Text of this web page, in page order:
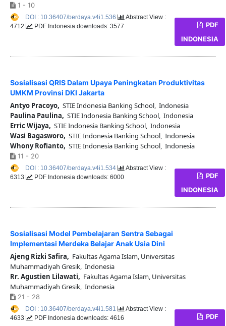
1 - 10
PDF
INDONESIA
DOI : 10.36407/berdaya.v4i1.536
Abstract View :
4712
PDF Indonesia downloads: 3577
Sosialisasi QRIS Dalam Upaya Peningkatan Produktivitas
UMKM Provinsi DKI Jakarta
Antyo Pracoyo, STIE Indonesia Banking School, Indonesia
Paulina Paulina, STIE Indonesia Banking School, Indonesia
Erric Wijaya, STIE Indonesia Banking School, Indonesia
Wasi Bagasworo, STIE Indonesia Banking School, Indonesia
Whony Rofianto, STIE Indonesia Banking School, Indonesia
11 - 20
PDF
INDONESIA
DOI : 10.36407/berdaya.v4i1.534
Abstract View :
6313
PDF Indonesia downloads: 6000
Sosialisasi Model Pembelajaran Sentra Sebagai
Implementasi Merdeka Belajar Anak Usia Dini
Ajeng Rizki Safira, Fakultas Agama Islam, Universitas
Muhammadiyah Gresik, Indonesia
Rr. Agustien Lilawati, Fakultas Agama Islam, Universitas
Muhammadiyah Gresik, Indonesia
21 - 28
PDF
DOI : 10.36407/berdaya.v4i1.581
Abstract View :
4633
PDF Indonesia downloads: 4616